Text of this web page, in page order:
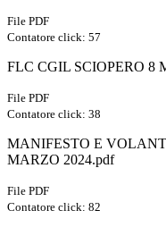
File PDF
Contatore click: 57
FLC CGIL SCIOPERO 8
File PDF
Contatore click: 38
MANIFESTO E
MARZO 2024.pdf
File PDF
Contatore click: 82